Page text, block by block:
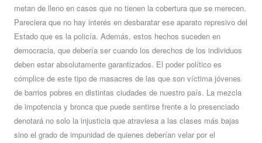
metan de lleno en casos que no tienen la cobertura que se merecen.
Pareciera que no hay interés en desbaratar ese aparato represivo del
Estado que es la policía. Además, estos hechos suceden en
democracia, que debería ser cuando los derechos de los individuos
deben estar absolutamente garantizados. El poder político es
cómplice de este tipo de masacres de las que son víctima jóvenes
de barrios pobres en distintas ciudades de nuestro país. La mezcla
de impotencia y bronca que puede sentirse frente a lo presenciado
denotará no solo la injusticia que atraviesa a las clases más bajas
sino el grado de impunidad de quienes deberían velar por el